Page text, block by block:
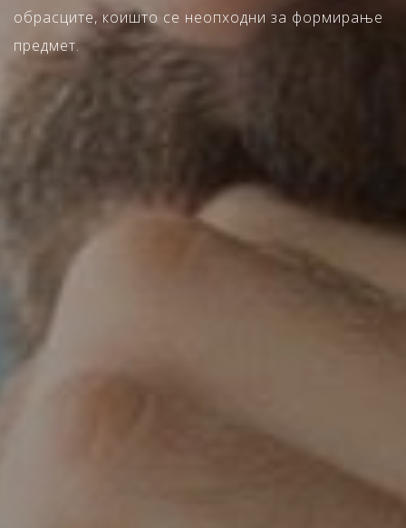
обрасците, коишто се неопходни за формирање
предмет.